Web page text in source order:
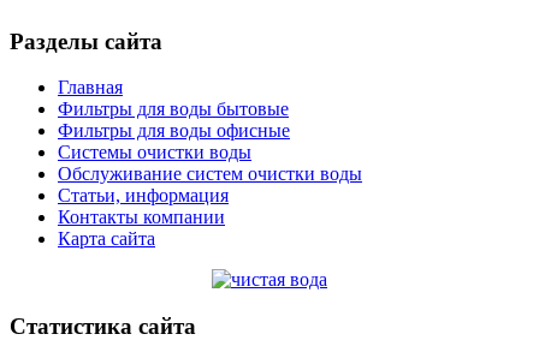
Разделы сайта
Главная
Фильтры для воды бытовые
Фильтры для воды офисные
Системы очистки воды
Обслуживание систем очистки воды
Статьи, информация
Контакты компании
Карта сайта
Статистика сайта